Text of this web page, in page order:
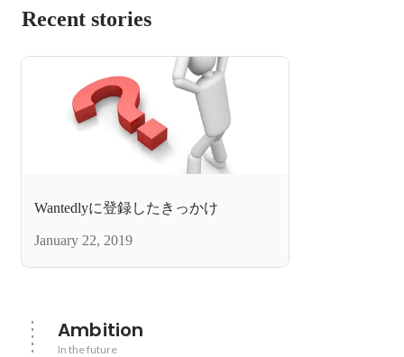
Recent stories
Wantedlyに登録したきっかけ
January 22, 2019
Ambition
In the future